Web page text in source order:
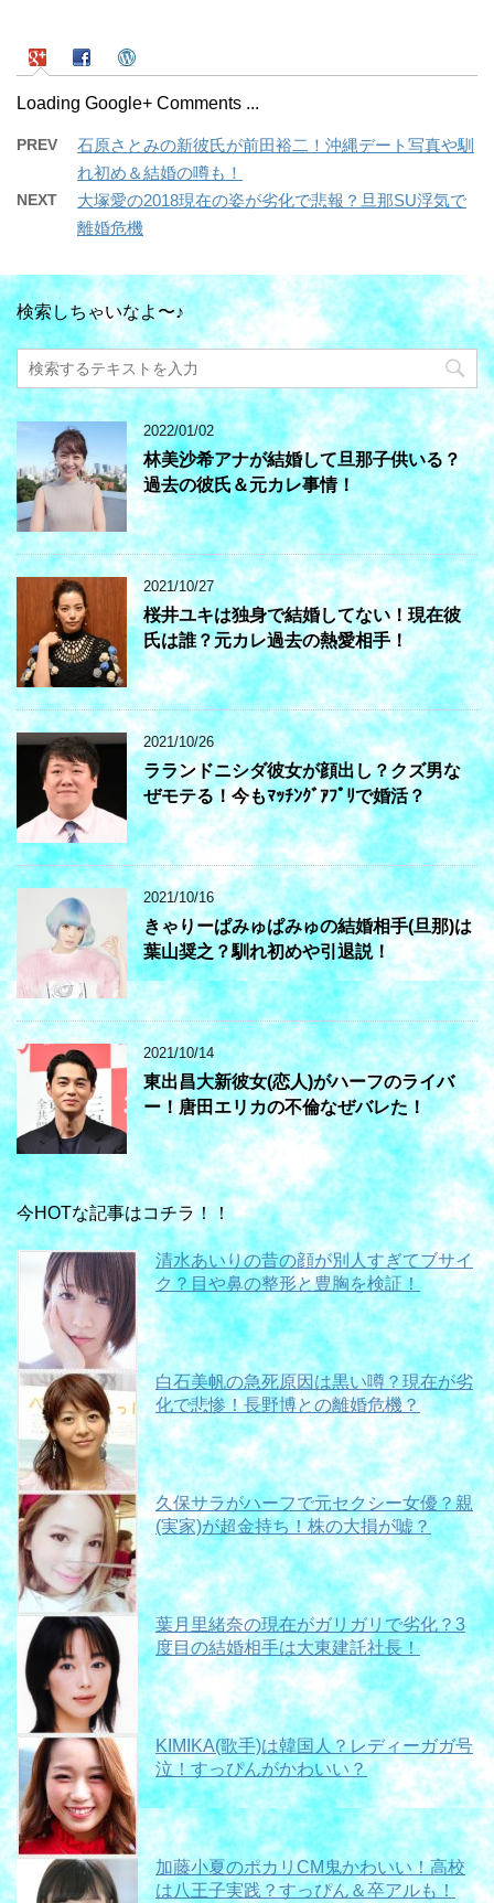
Loading Google+ Comments ...
PREV
石原さとみの新彼氏が前田裕二！沖縄デート写真や馴
れ初め＆結婚の噂も！
NEXT
大塚愛の2018現在の姿が劣化で悲報？旦那SU浮気で
離婚危機
検索しちゃいなよ〜♪
2022/01/02
林美沙希アナが結婚して旦那子供いる？
過去の彼氏＆元カレ事情！
2021/10/27
桜井ユキは独身で結婚してない！現在彼
氏は誰？元カレ過去の熱愛相手！
2021/10/26
ラランドニシダ彼女が顔出し？クズ男な
ぜモテる！今もﾏｯﾁﾝｸﾞｱﾌﾟﾘで婚活？
2021/10/16
きゃりーぱみゅぱみゅの結婚相手(旦那)は
葉山奨之？馴れ初めや引退説！
2021/10/14
東出昌大新彼女(恋人)がハーフのライバ
ー！唐田エリカの不倫なぜバレた！
今HOTな記事はコチラ！！
清水あいりの昔の顔が別人すぎてブサイ
ク？目や鼻の整形と豊胸を検証！
白石美帆の急死原因は黒い噂？現在が劣
化で悲惨！長野博との離婚危機？
久保サラがハーフで元セクシー女優？親
(実家)が超金持ち！株の大損が嘘？
葉月里緒奈の現在がガリガリで劣化？3
度目の結婚相手は大東建託社長！
KIMIKA(歌手)は韓国人？レディーガガ号
泣！すっぴんがかわいい？
加藤小夏のポカリCM鬼かわいい！高校
は八王子実践？すっぴん＆卒アルも！